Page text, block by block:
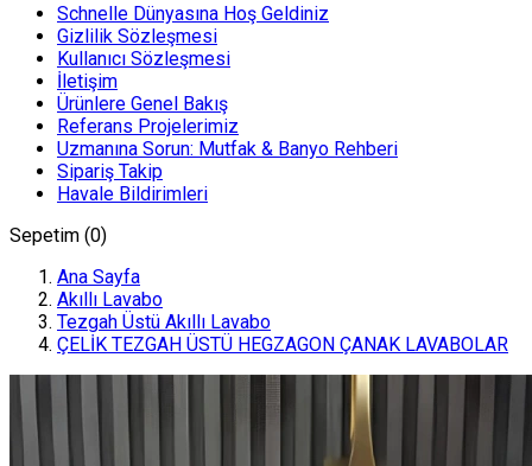
Schnelle Dünyasına Hoş Geldiniz
Gizlilik Sözleşmesi
Kullanıcı Sözleşmesi
İletişim
Ürünlere Genel Bakış
Referans Projelerimiz
Uzmanına Sorun: Mutfak & Banyo Rehberi
Sipariş Takip
Havale Bildirimleri
Sepetim (0)
Ana Sayfa
Akıllı Lavabo
Tezgah Üstü Akıllı Lavabo
ÇELİK TEZGAH ÜSTÜ HEGZAGON ÇANAK LAVABOLAR